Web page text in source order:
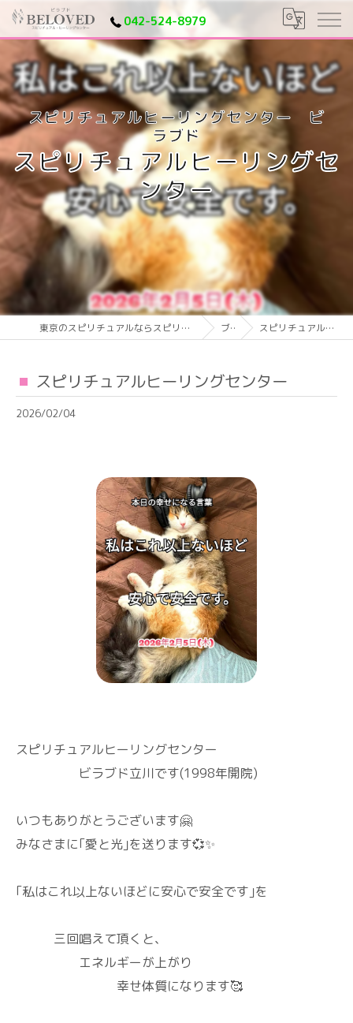
042-524-8979
スピリチュアルヒーリングセ
ンター
東京のスピリチュアルならスピリチュアルヒーリングセンター ビラブド ブログ スピリチュアルヒーリングセンター
スピリチュアルヒーリングセンター
2026/02/04
スピリチュアルヒーリングセンター
ビラブド立川です(1998年開院)
いつもありがとうございます🤗
みなさまに｢愛と光｣を送ります💞✨
｢私はこれ以上ないほどに安心で安全です｣を
三回唱えて頂くと、
エネルギーが上がり
幸せ体質になります🥰